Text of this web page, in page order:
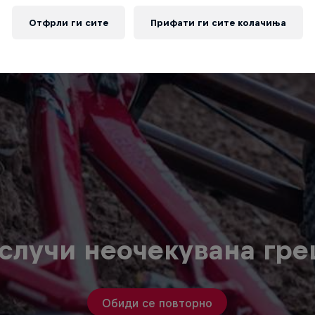
неочекувана
Обиди се повторно
Отфрли ги сите Прифати ги сите колачиња